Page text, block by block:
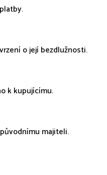
o její bezdlužnosti.
k kupujícímu.
majiteli.